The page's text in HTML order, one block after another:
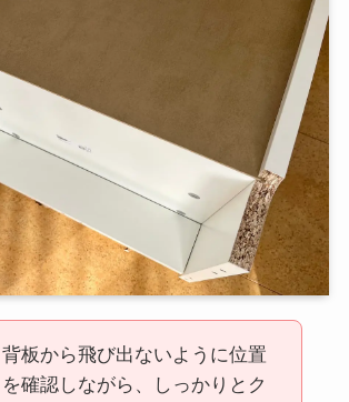
背板から飛び出ないように位置
を確認しながら、しっかりとク